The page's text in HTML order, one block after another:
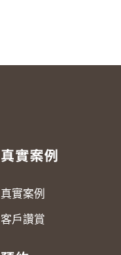
真實案例
真實案例
客戶讚賞